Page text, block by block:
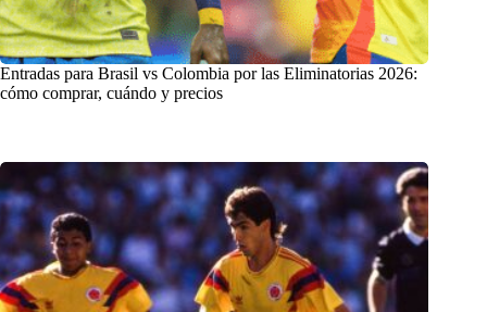
Entradas para Brasil vs Colombia por las Eliminatorias 2026:
cómo comprar, cuándo y precios